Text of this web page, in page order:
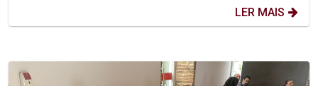
LER MAIS